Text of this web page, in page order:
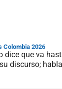
Colombia 2026
dice que va
discurso;